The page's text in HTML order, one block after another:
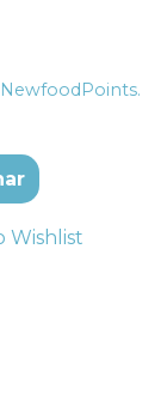
NewfoodPoints.
Wishlist